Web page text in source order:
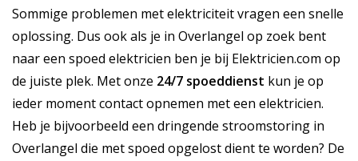
Sommige problemen met elektriciteit vragen een snelle
oplossing. Dus ook als je in Overlangel op zoek bent
naar een spoed elektricien ben je bij Elektricien.com op
de juiste plek. Met onze 24/7 spoeddienst kun je op
ieder moment contact opnemen met een elektricien.
Heb je bijvoorbeeld een dringende stroomstoring in
Overlangel die met spoed opgelost dient te worden? De